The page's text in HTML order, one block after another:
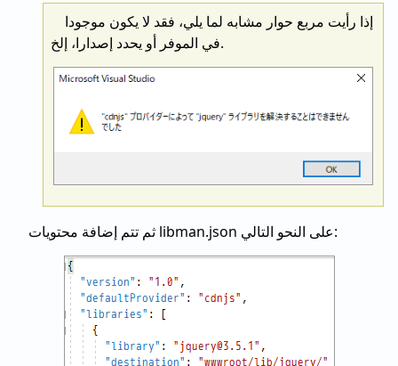
إذا رأيت مربع حوار مشابه لما يلي، فقد لا يكون موجودا
في الموفر أو يحدد إصدارا، إلخ.
ثم تتم إضافة محتويات libman.json على النحو التالي: